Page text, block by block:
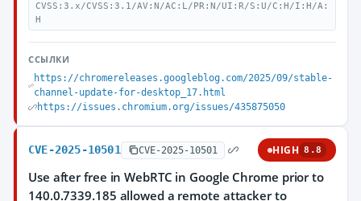
CVSS:3.x/CVSS:3.1/AV:N/AC:L/PR:N/UI:R/S:U/C:H/I:H/A:
H
ССЫЛКИ
https://chromereleases.googleblog.com/2025/09/stable-
channel-update-for-desktop_17.html
https://issues.chromium.org/issues/435875050
CVE-2025-10501 CVE-2025-10501 HIGH 8.8
Use after free in WebRTC in Google Chrome prior to
140.0.7339.185 allowed a remote attacker to